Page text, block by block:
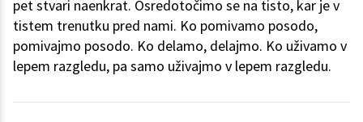
pet stvari naenkrat. Osredotočimo se na tisto, kar je v
tistem trenutku pred nami. Ko pomivamo posodo,
pomivajmo posodo. Ko delamo, delajmo. Ko uživamo v
lepem razgledu, pa samo uživajmo v lepem razgledu.